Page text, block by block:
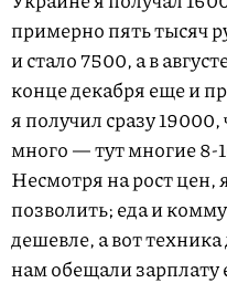
примерно пять тысяч
и стало 7500, а в
конце декабря еще и
я получил сразу
много — тут многие 8-
Несмотря на рост цен,
позволить; еда и
дешевле, а вот
нам обещали зарплату